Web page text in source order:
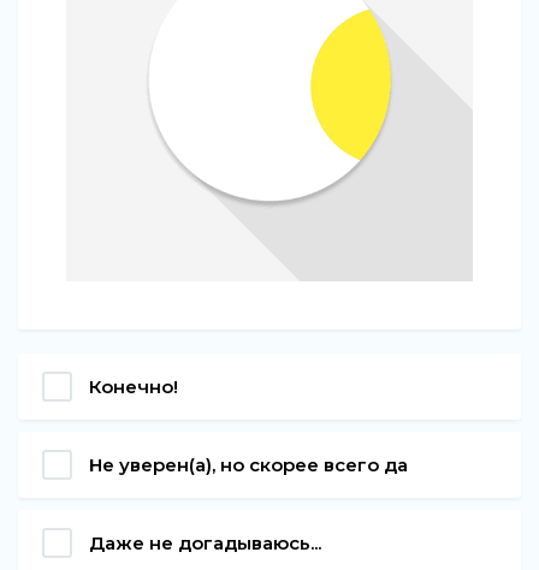
Конечно!
Не уверен(а), но скорее всего да
Даже не догадываюсь...